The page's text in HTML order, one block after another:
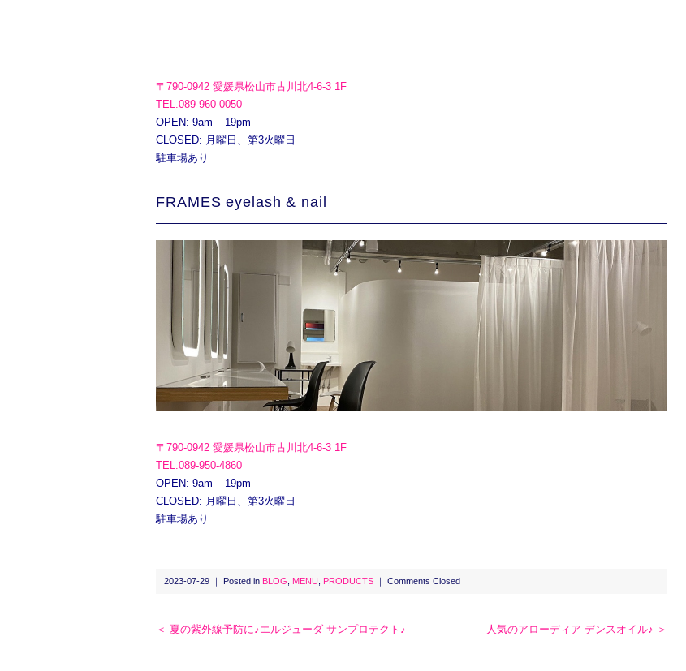
〒790-0942 愛媛県松山市古川北4-6-3 1F
TEL.089-960-0050
OPEN: 9am – 19pm
CLOSED: 月曜日、第3火曜日
駐車場あり
FRAMES eyelash & nail
〒790-0942 愛媛県松山市古川北4-6-3 1F
TEL.089-950-4860
OPEN: 9am – 19pm
CLOSED: 月曜日、第3火曜日
駐車場あり
2023-07-29 ｜ Posted in BLOG MENU PRODUCTS ｜ Comments Closed
＜ 夏の紫外線予防に♪エルジューダ サンプロテクト♪ 人気のアローディア デンスオイル♪ ＞